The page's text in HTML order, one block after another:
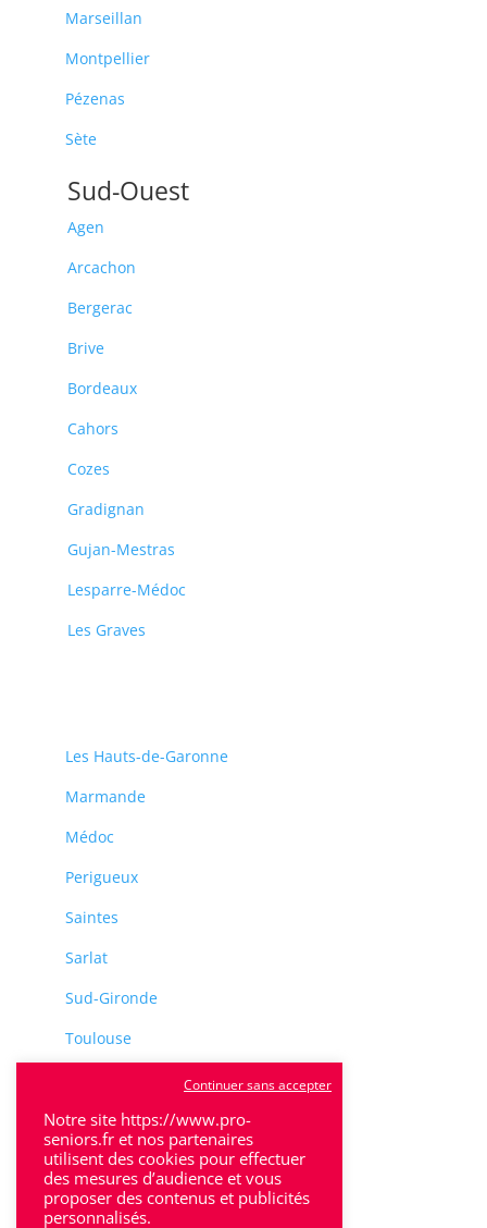
Marseillan
Montpellier
Pézenas
Sète
Sud-Ouest
Agen
Arcachon
Bergerac
Brive
Bordeaux
Cahors
Cozes
Gradignan
Gujan-Mestras
Lesparre-Médoc
Les Graves
Les Hauts-de-Garonne
Marmande
Médoc
Perigueux
Saintes
Sarlat
Sud-Gironde
Toulouse
Villeneuve-Sur-Lot
Notre site https://www.pro-
seniors.fr et nos partenaires
utilisent des cookies pour effectuer
des mesures d’audience et vous
proposer des contenus et publicités
personnalisés.
Continuer sans accepter